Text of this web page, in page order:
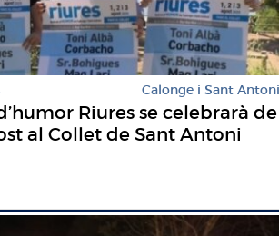
Calonge i Sant Antoni
Riures se celebrarà de
al Collet de Sant Antoni